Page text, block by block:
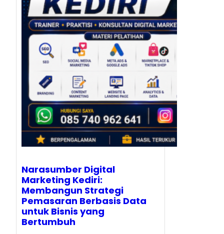
Narasumber Digital
Marketing Kediri:
Membangun Strategi
Pemasaran Berbasis Data
untuk Bisnis yang
Bertumbuh